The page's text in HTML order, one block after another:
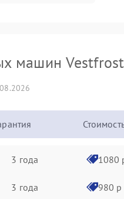
машин Vestfrost
3 года 1080
3 года 980 р